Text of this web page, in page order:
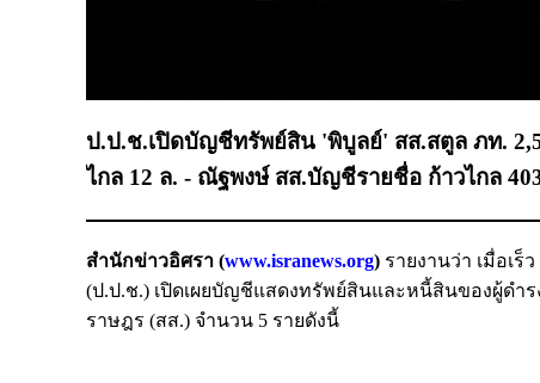
ป.ป.ช.เปิดบัญชีทรัพย์สิน 'พิบูลย์' สส.สตูล ภท.
ไกล 12 ล. - ณัฐพงษ์ สส.บัญชีรายชื่อ ก้าวไกล
สำนักข่าวอิศรา (www.isranews.org) รายงานว่า เมื่อเ
(ป.ป.ช.) เปิดเผยบัญชีแสดงทรัพย์สินและหนี้สินของผู้ด
ราษฎร (สส.) จำนวน 5 รายดังนี้